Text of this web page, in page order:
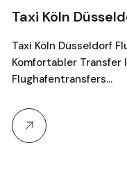
Taxi Köln
Taxi Köln Düsseldorf
Komfortabler Transfer
Flughafentransfers…